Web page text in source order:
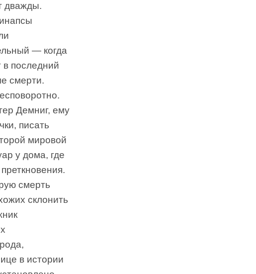
дважды.
— когда
последний
смерти.
Демниг, ему
писать
мировой
у дома, где
смерть
склонить
в истории